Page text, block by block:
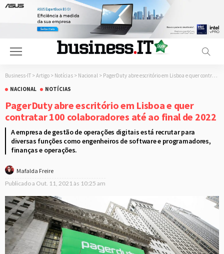
Business-IT > Artigo > Notícias > Nacional > PagerDuty abre escritório em Lisboa e quer contratar 100 colaboradores até ao final de 2022
NACIONAL
NOTÍCIAS
PagerDuty abre escritório em Lisboa e quer
contratar 100 colaboradores até ao final de 2022
A empresa de gestão de operações digitais está recrutar para
diversas funções como engenheiros de software e programadores,
finanças e operações.
Mafalda Freire
Publicado a Out. 11, 2021 às 10:25 am